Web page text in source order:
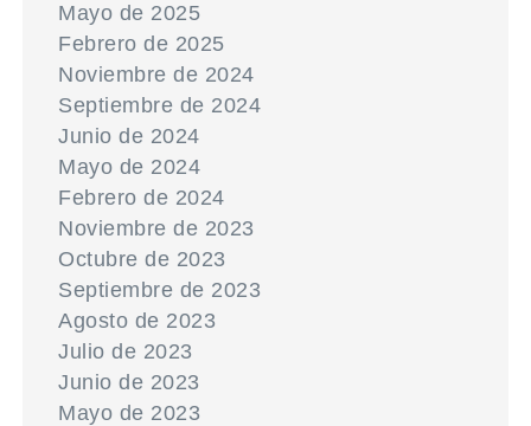
Mayo de 2025
Febrero de 2025
Noviembre de 2024
Septiembre de 2024
Junio de 2024
Mayo de 2024
Febrero de 2024
Noviembre de 2023
Octubre de 2023
Septiembre de 2023
Agosto de 2023
Julio de 2023
Junio de 2023
Mayo de 2023